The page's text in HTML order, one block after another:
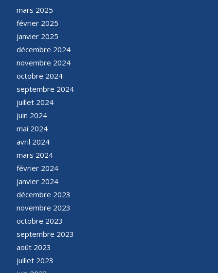
mars 2025
février 2025
janvier 2025
décembre 2024
novembre 2024
octobre 2024
septembre 2024
juillet 2024
juin 2024
mai 2024
avril 2024
mars 2024
février 2024
janvier 2024
décembre 2023
novembre 2023
octobre 2023
septembre 2023
août 2023
juillet 2023